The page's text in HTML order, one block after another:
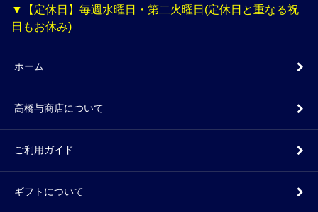
▼【定休日】毎週水曜日・第二火曜日(定休日と重なる祝
日もお休み)
ホーム
高橋与商店について
ご利用ガイド
ギフトについて